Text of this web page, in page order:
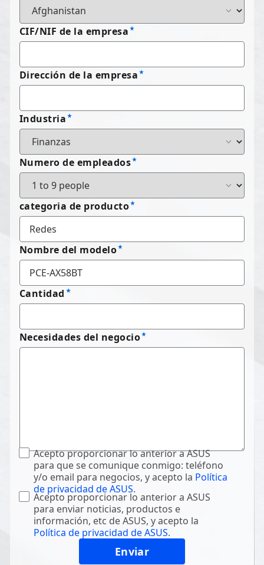
CIF/NIF de la empresa
Dirección de la empresa
Industria
Numero de empleados
categoria de producto
Nombre del modelo
Cantidad
Necesidades del negocio
Acepto proporcionar lo anterior a ASUS
para que se comunique conmigo: teléfono
y/o email para negocios, y acepto la Política
de privacidad de ASUS.
Acepto proporcionar lo anterior a ASUS
para enviar noticias, productos e
información, etc de ASUS, y acepto la
Política de privacidad de ASUS.